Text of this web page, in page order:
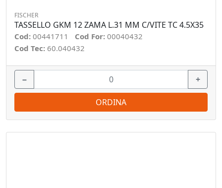
FISCHER
TASSELLO GKM 12 ZAMA L.31 MM C/VITE TC 4.5X35
Cod: 00441711 Cod For: 00040432
Cod Tec: 60.040432
− +
ORDINA